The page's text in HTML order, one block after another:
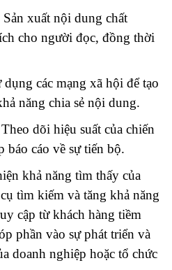
xuất nội dung chất
cho người đọc, đồng thời
các mạng xã hội để tạo
năng chia sẻ nội dung.
dõi hiệu suất của chiến
báo cáo về sự tiến bộ.
khả năng tìm thấy của
tìm kiếm và tăng khả năng
cập từ khách hàng tiềm
phần vào sự phát triển và
doanh nghiệp hoặc tổ chức